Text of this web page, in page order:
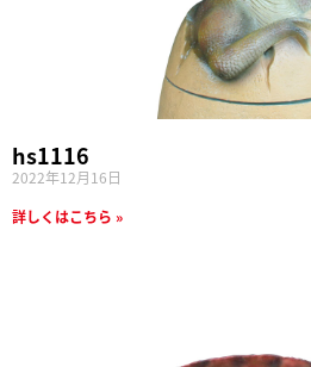
hs1116
2022年12月16日
詳しくはこちら »